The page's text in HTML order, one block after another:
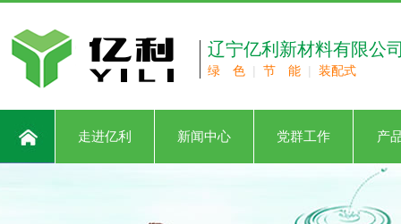
辽宁亿利新材料有限公
绿 色 | 节 能 | 装配式
走进亿利 新闻中心 党群工作 产